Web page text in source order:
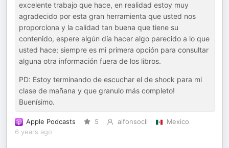
excelente trabajo que hace, en realidad estoy muy
agradecido por esta gran herramienta que usted nos
proporciona y la calidad tan buena que tiene su
contenido, espere algún día hacer algo parecido a lo que
usted hace; siempre es mi primera opción para consultar
alguna otra información fuera de los libros.
PD: Estoy terminando de escuchar el de shock para mi
clase de mañana y que granulo más completo!
Buenísimo.
Apple Podcasts 5 alfonsocll
Mexico
6 years ago